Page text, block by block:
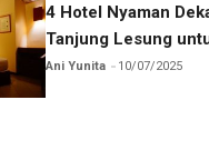
4 Hotel Nyaman
Tanjung Lesung
Ani Yunita 10/07/2025